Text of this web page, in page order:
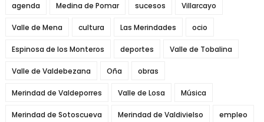
agenda Medina de Pomar sucesos Villarcayo
Valle de Mena cultura Las Merindades ocio
Espinosa de los Monteros deportes Valle de Tobalina
Valle de Valdebezana Oña obras
Merindad de Valdeporres Valle de Losa Música
Merindad de Sotoscueva Merindad de Valdivielso empleo